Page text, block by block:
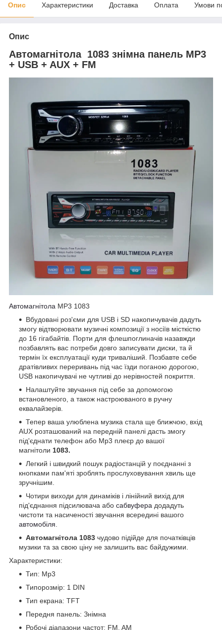
Опис Характеристики Доставка Оплата Умови
Опис
Автомагнітола 1083 знімна панель MP3
+ USB + AUX + FM
Автомагнітола MP3 1083
Вбудовані роз'єми для USB і SD накопичувачів дадуть
змогу відтворювати музичні композиції з носіїв місткістю
до 16 гігабайтів. Порти для флешпоглиначів назавжди
позбавлять вас потреби довго записувати диски, та й
термін їх експлуатації куди триваліший. Позбавте себе
дратівливих переривань під час їзди поганою дорогою,
USB накопичувачі не чутливі до нерівностей покриття.
Налаштуйте звучання під себе за допомогою
встановленого, а також настроюваного в ручну
еквалайзерів.
Тепер ваша улюблена музика стала ще ближчою, вхід
AUX розташований на передній панелі дасть змогу
під'єднати телефон або Mp3 плеєр до вашої
магнітоли 1083.
Легкий і швидкий пошук радіостанцій у поєднанні з
кнопками пам'яті зроблять прослуховування хвиль ще
зручнішим.
Чотири виходи для динаміків і лінійний вихід для
під'єднання підсилювача або сабвуфера додадуть
чистоти та насиченості звучання всередині вашого
автомобіля
Автомагнітола 1083 чудово підійде для початківців
музики та за свою ціну не залишить вас байдужими.
Характеристики:
Тип: Mp3
Типорозмір: 1 DIN
Тип екрана: TFT
Передня панель: Знімна
Робочі діапазони частот: FM, AM